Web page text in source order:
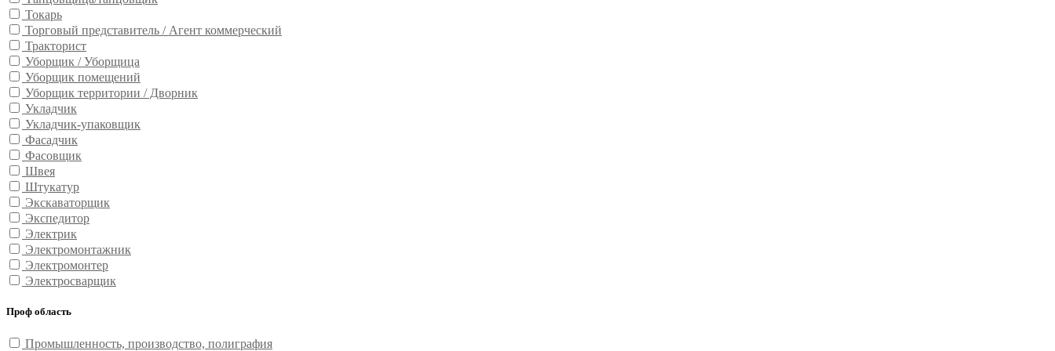
Токарь
Торговый представитель / Агент коммерческий
Тракторист
Уборщик / Уборщица
Уборщик помещений
Уборщик территории / Дворник
Укладчик
Укладчик-упаковщик
Фасадчик
Фасовщик
Швея
Штукатур
Экскаваторщик
Экспедитор
Электрик
Электромонтажник
Электромонтер
Электросварщик
Проф область
Промышленность, производство, полиграфия